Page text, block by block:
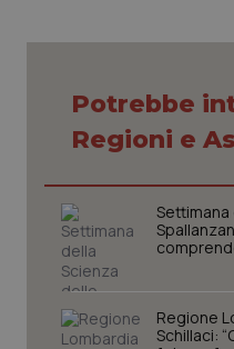
Sardegna
Sicilia
Toscana
Umbria
Malattia di Crohn
Neuroscienze &
Obesità
Oftalmologia
Potrebbe
Regioni e
Regione
Schillaci: